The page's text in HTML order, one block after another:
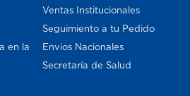
en la
Ventas Institucionales
Seguimiento a tu Pedido
Envios Nacionales
Secretaría de Salud